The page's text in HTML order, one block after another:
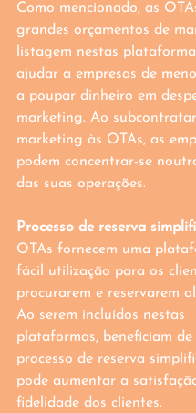
Como mencionado, as
grandes orçamentos de
listagem nestas
ajudar a empresas de
a poupar dinheiro em
marketing. Ao
marketing às OTAs, as
podem concentrar-se
das suas operações.
Processo de reserva
OTAs fornecem uma
fácil utilização para os
procurarem e reservarem
Ao serem incluídos nestas
plataformas, beneficiam de
processo de reserva
pode aumentar a
fidelidade dos clientes.